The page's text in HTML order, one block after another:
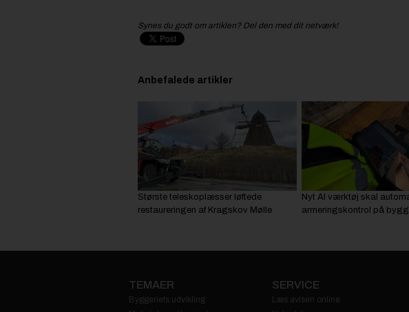
Synes du godt om artiklen? Del den med dit netværk!
Anbefalede artikler
Største teleskoplæsser løftede
restaureringen af Kragskov Mølle
Nyt AI værktøj skal
armeringskontrol på
TEMAER
Byggeriets udvikling
SERVICE
Læs avisen online